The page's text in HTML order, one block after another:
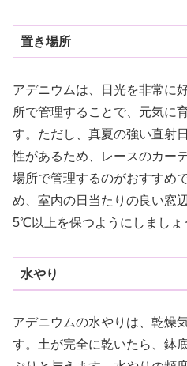
置き場所
アデニウムは、日光を非常に
所で管理することで、元気に
す。ただし、真夏の強い直射
性があるため、レースのカー
場所で管理するのがおすすめ
め、室内の日当たりの良い窓
5℃以上を保つようにしましょ
水やり
アデニウムの水やりは、乾燥
す。土が完全に乾いたら、鉢